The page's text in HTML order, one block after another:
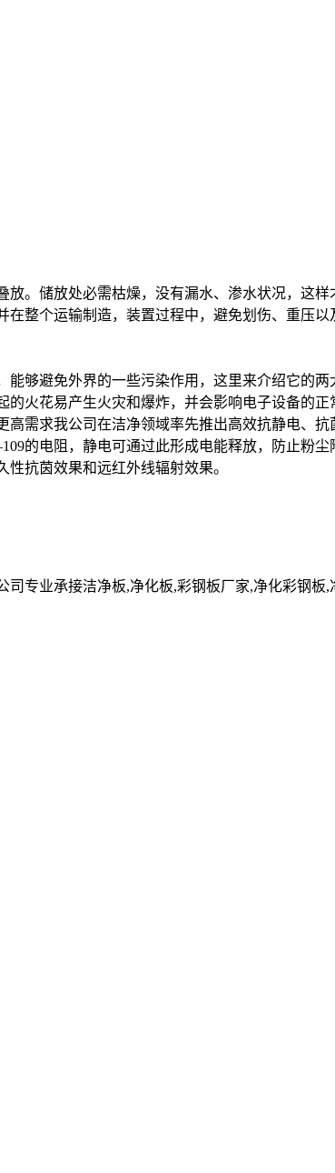
。储放处必需枯燥，没有漏水、渗水状况，这样
整个运输制造，装置过程中，避免划伤、重压
够避免外界的一些污染作用，这里来介绍它的两
火花易产生火灾和爆炸，并会影响电子设备的
需求我公司在洁净领域率先推出高效抗静电、抗
的电阻，静电可通过此形成电能释放，防止粉尘
抗茵效果和远红外线辐射效果。
专业承接洁净板,净化板,彩钢板厂家,净化彩钢板,